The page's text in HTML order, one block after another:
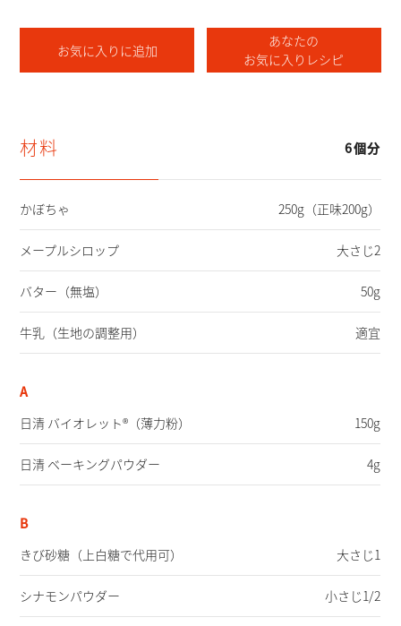
お気に入りに追加
あなたの
お気に入りレシピ
材料 6個分
かぼちゃ 250g（正味200g）
メープルシロップ 大さじ2
バター （無塩） 50g
牛乳 （生地の調整用） 適宜
A
日清 バイオレット®（薄力粉）
150g
日清 ベーキングパウダー 4g
B
きび砂糖 （上白糖で代用可） 大さじ1
シナモンパウダー 小さじ1/2